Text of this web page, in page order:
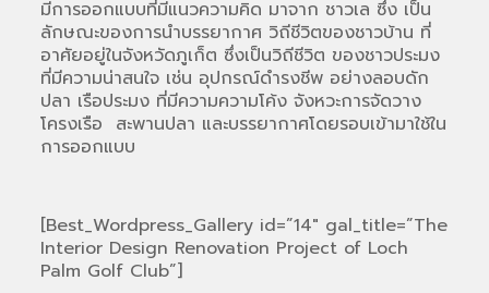
มีการออกแบบที่มีแนวความคิด มาจาก ชาวเล ซึ่ง เป็น
ลักษณะของการนำบรรยากาศ วิถีชีวิตของชาวบ้าน ที่
อาศัยอยู่ในจังหวัดภูเก็ต ซึ่งเป็นวิถีชีวิต ของชาวประมง
ที่มีความน่าสนใจ เช่น อุปกรณ์ดำรงชีพ อย่างลอบดัก
ปลา เรือประมง ที่มีความความโค้ง จังหวะการจัดวาง
โครงเรือ สะพานปลา และบรรยากาศโดยรอบเข้ามาใช้ใน
การออกแบบ
[Best_Wordpress_Gallery id=”14″ gal_title=”The
Interior Design Renovation Project of Loch
Palm Golf Club”]